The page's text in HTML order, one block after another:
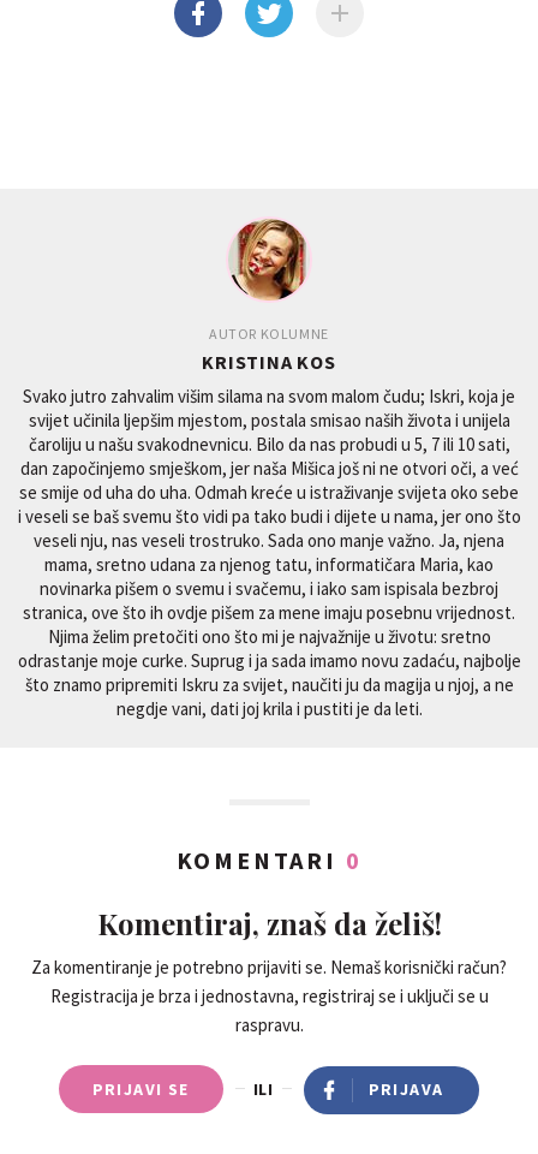
AUTOR KOLUMNE
KRISTINA KOS
Svako jutro zahvalim višim silama na svom malom čudu; Iskri, koja je
svijet učinila ljepšim mjestom, postala smisao naših života i unijela
čaroliju u našu svakodnevnicu. Bilo da nas probudi u 5, 7 ili 10 sati,
dan započinjemo smješkom, jer naša Mišica još ni ne otvori oči, a već
se smije od uha do uha. Odmah kreće u istraživanje svijeta oko sebe
i veseli se baš svemu što vidi pa tako budi i dijete u nama, jer ono što
veseli nju, nas veseli trostruko. Sada ono manje važno. Ja, njena
mama, sretno udana za njenog tatu, informatičara Maria, kao
novinarka pišem o svemu i svačemu, i iako sam ispisala bezbroj
stranica, ove što ih ovdje pišem za mene imaju posebnu vrijednost.
Njima želim pretočiti ono što mi je najvažnije u životu: sretno
odrastanje moje curke. Suprug i ja sada imamo novu zadaću, najbolje
što znamo pripremiti Iskru za svijet, naučiti ju da magija u njoj, a ne
negdje vani, dati joj krila i pustiti je da leti.
KOMENTARI 0
Komentiraj, znaš da želiš!
Za komentiranje je potrebno prijaviti se. Nemaš korisnički račun?
Registracija je brza i jednostavna, registriraj se i uključi se u
raspravu.
PRIJAVI SE ILI PRIJAVA